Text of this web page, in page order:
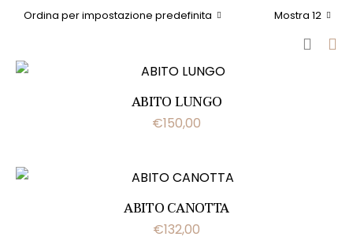
Mostra 12
Ordina per impostazione predefinita
ABITO LUNGO
€150,00
ABITO CANOTTA
€132,00